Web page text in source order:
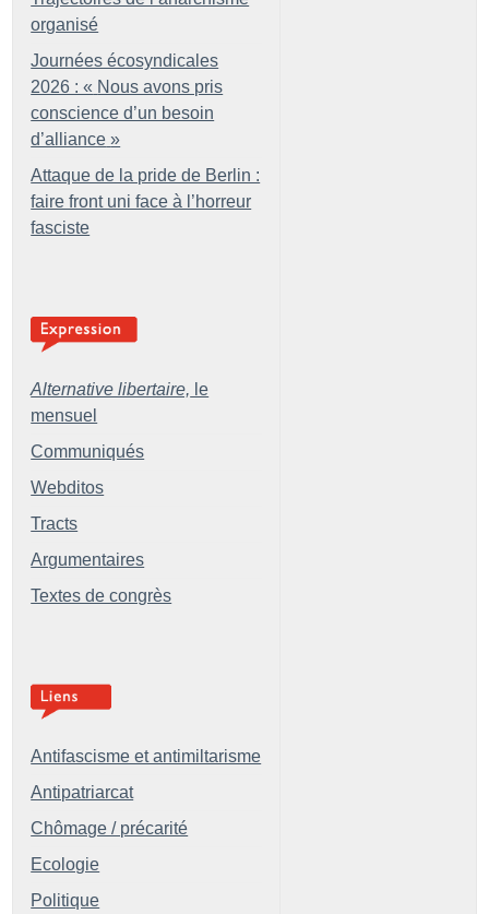
organisé
Journées écosyndicales
2026 : « Nous avons pris
conscience d’un besoin
d’alliance »
Attaque de la pride de Berlin :
faire front uni face à l’horreur
fasciste
Alternative libertaire, le
mensuel
Communiqués
Webditos
Tracts
Argumentaires
Textes de congrès
Antifascisme et antimiltarisme
Antipatriarcat
Chômage / précarité
Ecologie
Politique